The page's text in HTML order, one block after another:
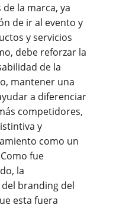
la marca, ya
de ir al evento y
y servicios
debe reforzar la
de la
mantener una
a diferenciar
competidores,
y
como un
fue
la
branding del
esta fuera